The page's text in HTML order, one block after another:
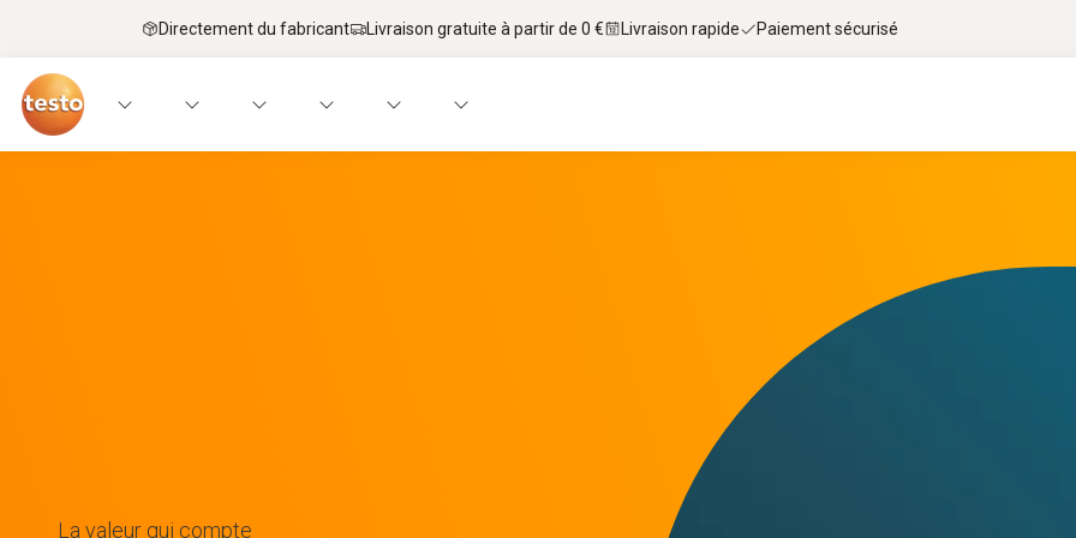
Directement du fabricant Livraison gratuite à partir de 0 € Livraison rapide Paiement sécurisé
La valeur qui compte